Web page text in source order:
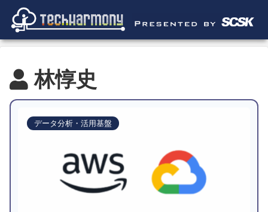
林惇史
データ分析・活用基盤